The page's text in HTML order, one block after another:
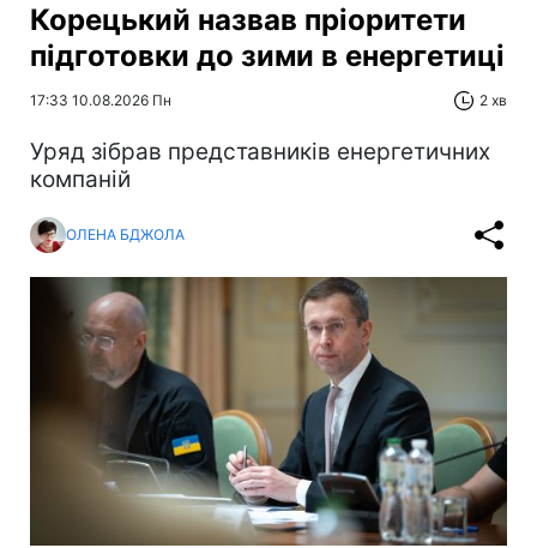
Корецький назвав пріоритети
підготовки до зими в енергетиці
17:33 10.08.2026 Пн 2 хв
Уряд зібрав представників енергетичних
компаній
ОЛЕНА БДЖОЛА